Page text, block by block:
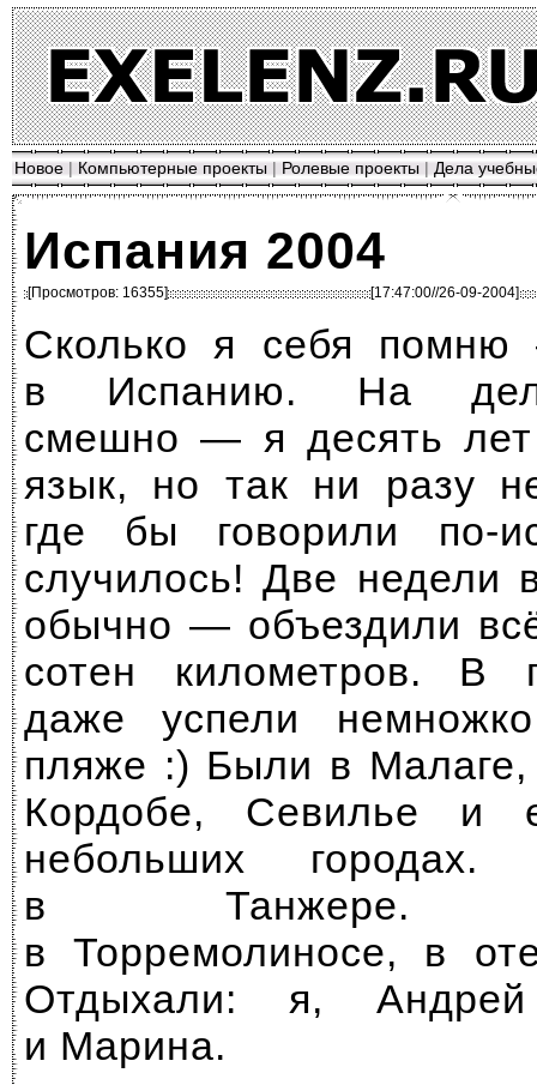
Новое | Компьютерные проекты | Ролевые проекты | Дела
Испания 2004
[Просмотров: 16355] [17:47:00//26-09-2004]
Сколько я себя помню
в Испанию. На
смешно — я десять лет
язык, но так ни разу
где бы говорили по-
случилось! Две недели
обычно — объездили
сотен километров. В
даже успели
пляже :) Были в Малаге,
Кордобе, Севилье и
небольших
в Танжере.
в Торремолиносе, в
Отдыхали: я,
и Марина.